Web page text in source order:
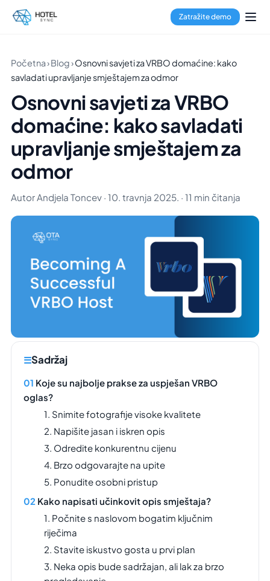
Zatražite demo
Početna›Blog›Osnovni savjeti za VRBO domaćine: kako
savladati upravljanje smještajem za odmor
Osnovni savjeti za VRBO
domaćine: kako savladati
upravljanje smještajem za
odmor
Autor Andjela Toncev · 10. travnja 2025. · 11 min čitanja
Sadržaj
Koje su najbolje prakse za uspješan VRBO
oglas?
1. Snimite fotografije visoke kvalitete
2. Napišite jasan i iskren opis
3. Odredite konkurentnu cijenu
4. Brzo odgovarajte na upite
5. Ponudite osobni pristup
Kako napisati učinkovit opis smještaja?
1. Počnite s naslovom bogatim ključnim
riječima
2. Stavite iskustvo gosta u prvi plan
3. Neka opis bude sadržajan, ali lak za brzo